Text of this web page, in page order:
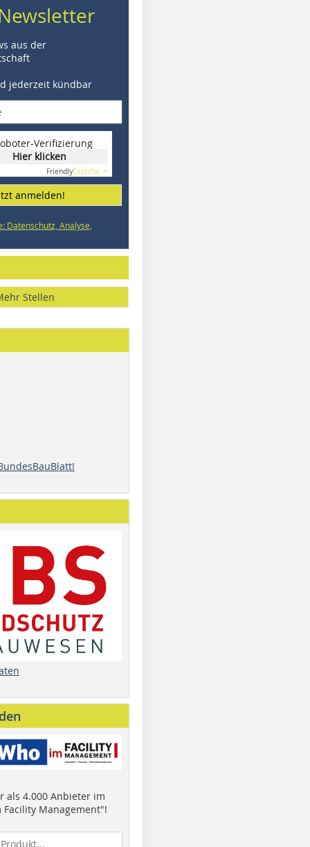
aus der
jederzeit kündbar
Verifizierung
Hier klicken
FriendlyCaptcha ⇗
anmelden!
Datenschutz, Analyse,
Stellen
als 4.000 Anbieter im
Facility Management"!